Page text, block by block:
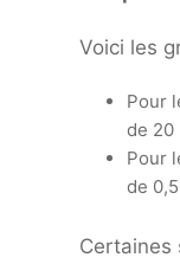
Voici les
Pour
de 20
Pour
de
Certaines